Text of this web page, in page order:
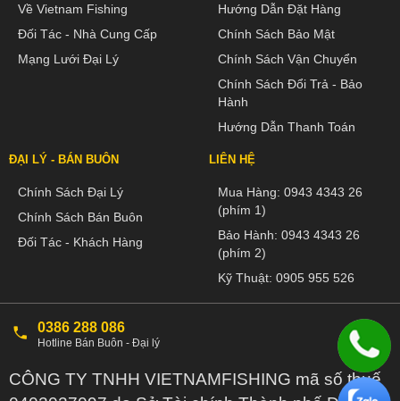
Về Vietnam Fishing
Đối Tác - Nhà Cung Cấp
Mạng Lưới Đại Lý
Hướng Dẫn Đặt Hàng
Chính Sách Bảo Mật
Chính Sách Vận Chuyển
Chính Sách Đổi Trả - Bảo
Hành
Hướng Dẫn Thanh Toán
ĐẠI LÝ - BÁN BUÔN
Chính Sách Đại Lý
Chính Sách Bán Buôn
Đối Tác - Khách Hàng
LIÊN HỆ
Mua Hàng: 0943 4343 26
(phím 1)
Bảo Hành: 0943 4343 26
(phím 2)
Kỹ Thuật: 0905 955 526
0386 288 086
Hotline Bán Buôn - Đại lý
CÔNG TY TNHH VIETNAMFISHING mã số thuế